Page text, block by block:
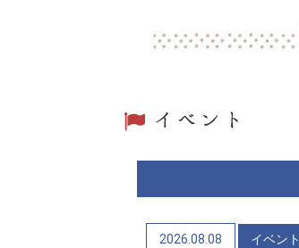
2026.08.08 イベント